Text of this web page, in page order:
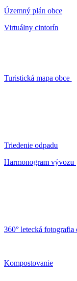
Územný plán obce
Virtuálny cintorín
Turistická mapa obce
Triedenie odpadu
Harmonogram vývozu
360° letecká fotografia
Kompostovanie